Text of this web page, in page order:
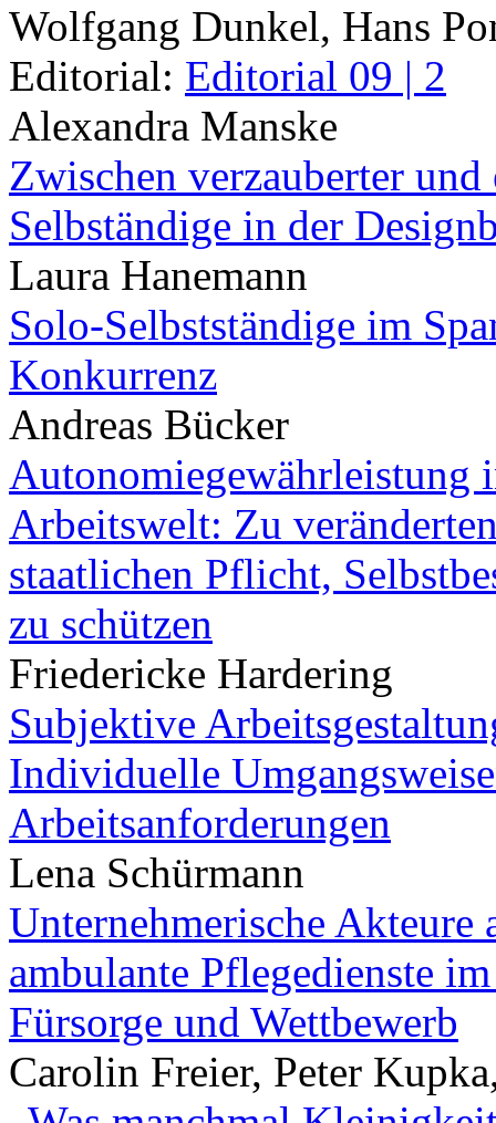
Wolfgang Dunkel, Hans
Editorial: Editorial 09 | 2
Alexandra Manske
Zwischen verzauberter
Selbständige in der
Laura Hanemann
Solo-Selbstständige im
Konkurrenz
Andreas Bücker
Autonomiegewährleistung
Arbeitswelt: Zu
staatlichen Pflicht,
zu schützen
Friedericke Hardering
Subjektive
Individuelle
Arbeitsanforderungen
Lena Schürmann
Unternehmerische
ambulante Pflegedienste
Fürsorge und Wettbewerb
Carolin Freier, Peter